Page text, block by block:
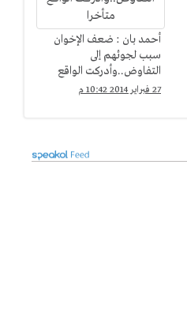
أحمد بان : ضعف الإخوان
سبب لجوئهم إلى
التفاوض..وأدركت الواقع
متأخرا
27 فبراير 2014 10:42 م